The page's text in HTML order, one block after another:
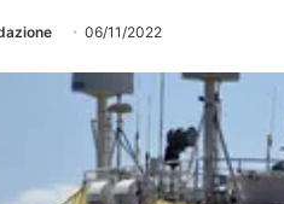
06/11/2022